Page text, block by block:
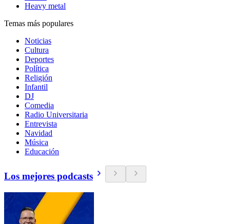
Heavy metal
Temas más populares
Noticias
Cultura
Deportes
Política
Religión
Infantil
DJ
Comedia
Radio Universitaria
Entrevista
Navidad
Música
Educación
Los mejores podcasts